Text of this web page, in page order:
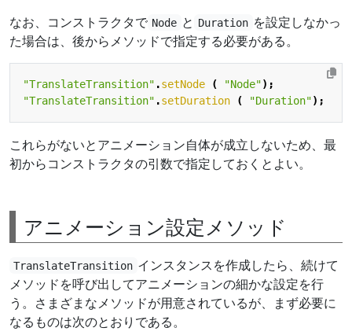
なお、コンストラクタで Node と Duration を設定しなかっ
た場合は、後からメソッドで指定する必要がある。
"TranslateTransition" .setNode ( "Node");
"TranslateTransition" .setDuration ( "Duration");
これらがないとアニメーション自体が成立しないため、最
初からコンストラクタの引数で指定しておくとよい。
アニメーション設定メソッド
TranslateTransition インスタンスを作成したら、続けて
メソッドを呼び出してアニメーションの細かな設定を行
う。さまざまなメソッドが用意されているが、まず必要に
なるものは次のとおりである。